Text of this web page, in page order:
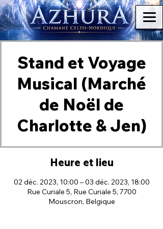
Stand et Voyage
Musical (Marché
de Noël de
Charlotte & Jen)
Heure et lieu
02 déc. 2023, 10:00 – 03 déc. 2023, 18:00
Rue Curiale 5, Rue Curiale 5, 7700
Mouscron, Belgique